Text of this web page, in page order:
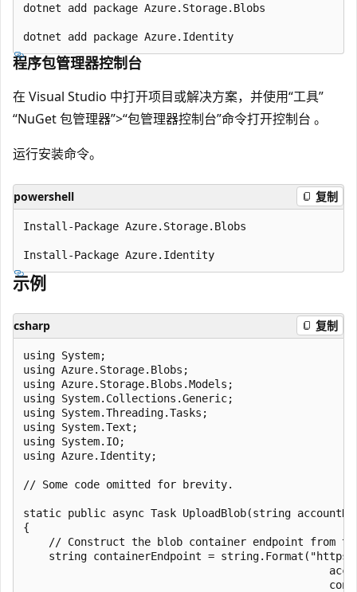
dotnet add package Azure.Storage.Blobs
程序包管理器控制台
在 Visual Studio 中打开项目或解决方案，并使用“工具”
“NuGet 包管理器”>“包管理器控制台”命令打开控制台 。
运行安装命令。
powershell 复制
Install-Package Azure.Storage.Blobs
示例
csharp 复制
using System;
using Azure.Storage.Blobs;
using Azure.Storage.Blobs.Models;
using System.Collections.Generic;
using System.Threading.Tasks;
using System.Text;
using System.IO;
using Azure.Identity;
// Some code omitted for brevity.
static public async Task UploadBlob(string
{
// Construct the blob container endpoint from
string containerEndpoint =